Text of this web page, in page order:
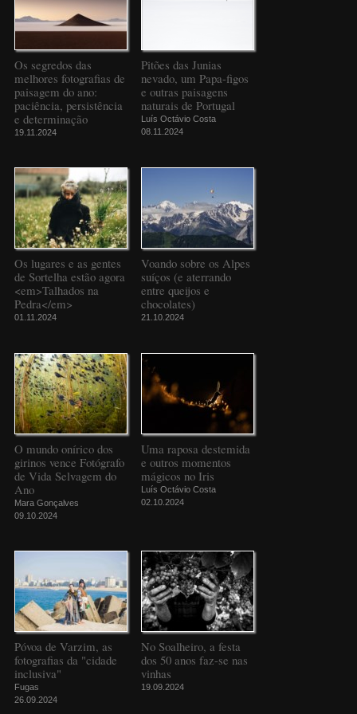
Os segredos das
melhores fotografias de
paisagem do ano:
paciência, persistência
e determinação
19.11.2024
Pitões das Junias
nevado, um Papa-figos
e outras paisagens
naturais de Portugal
Luís Octávio Costa
08.11.2024
Os lugares e as gentes
de Sortelha estão agora
<em>Talhados na
Pedra</em>
01.11.2024
Voando sobre os Alpes
suíços (e aterrando
entre queijos e
chocolates)
21.10.2024
O mundo onírico dos
girinos vence Fotógrafo
de Vida Selvagem do
Ano
Mara Gonçalves
09.10.2024
Uma raposa destemida
e outros momentos
mágicos no Iris
Luís Octávio Costa
02.10.2024
Póvoa de Varzim, as
fotografias da "cidade
inclusiva"
Fugas
26.09.2024
No Soalheiro, a festa
dos 50 anos faz-se nas
vinhas
19.09.2024